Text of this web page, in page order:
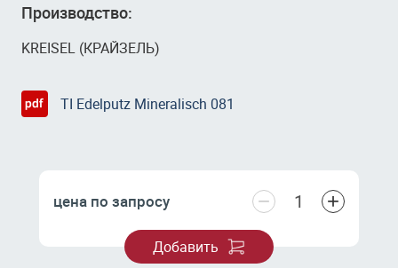
Производство:
KREISEL (КРАЙЗЕЛЬ)
TI Edelputz Mineralisch 081
цена по запросу − +
Добавить